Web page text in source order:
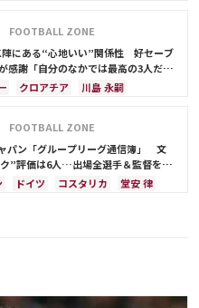
英 鎌田 大地
酒井 宏樹
然 相馬 勇紀
伊藤 洋輝
グランド ベルギー
タリカ
権田 修一
エル
谷 晃生
長友 佑都
彰悟 山根 視来
柴崎 岳
碧 酒井 宏樹
堂安 律
航 相馬 勇紀
伊藤 洋輝
FOOTBALL ZONE
陣にある“心地いい”関係性 好セーブ
感謝「自分のなかでは最高の3人だと
クロアチア
川島 永嗣
ツ スペイン
FOOTBALL ZONE
ャパン「グループリーグ通信簿」 文
”評価は6人…出場全選手＆監督を査
ドイツ コスタリカ
堂安 律
ミット・ダニエル
山根 視来